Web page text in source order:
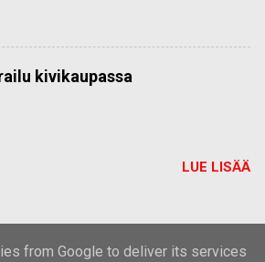
kivikaupassa
LUE LISÄÄ
from Google to deliver its services